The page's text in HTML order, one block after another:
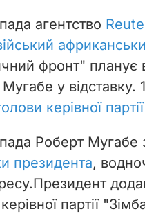
агентство
фронт" планує
у відставку.
керівної
Роберт Мугабе
президента,
Президент
партії